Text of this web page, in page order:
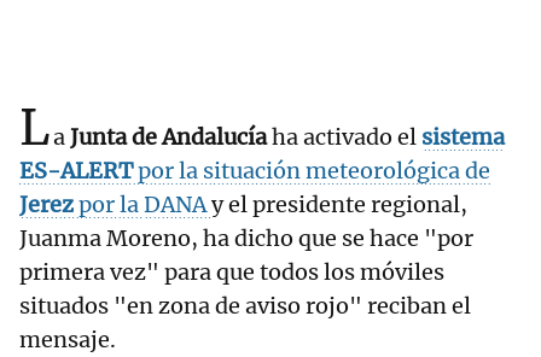
LaJunta de Andalucíaha activado el sistema
ES-ALERTpor la situación meteorológica de
Jerezpor laDANAy el presidente regional,
Juanma Moreno, ha dicho que se hace "por
primera vez" para que todos los móviles
situados "en zona de aviso rojo" reciban el
mensaje.